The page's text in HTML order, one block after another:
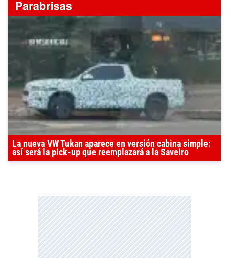
La nueva VW Tukan aparece en versión cabina simple:
así será la pick-up que reemplazará a la Saveiro